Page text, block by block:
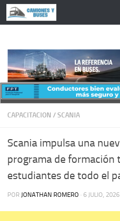
Saltar al contenido
CAPACITACION /SCANIA
Scania impulsa una
programa de formación
estudiantes de todo el
POR JONATHAN ROMERO · 6 JULIO, 2026